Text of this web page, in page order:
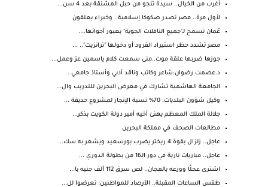
أغرب من الخيال.. سيدة تنجو من حبل المشنقة بعد 4 سن...
لأول مرة.. مصر تصدر صكوكا إسلامية.. وخبراء يعلقون
عُمان تسمح لـ"جميع الناقلات الجوية" بعبور أجوائها....
مصر تشدد حظر استيراد القرود أو دخولها "ترانزيت".. ...
جوزها ضربها علقة موت..منى سمعت كلام ياسمين عز وعمل...
د.عصمت رضوان:شاعر وكاتب وناقد أدبي وأستاذ جامعي .
الجامعة الهاشمية تشارك في معرض البحرين للتدريب وال...
وكيل شؤون البلديات: 70% نسبة الإنجاز لمشروع حديقة ...
جلالة الملك المعظم يهنئ أخيه أمير دولة الكويت بذكر...
مطالعات الصحف في مملكة البحرين
عاجل.. زلزال بقوة 4 ريختر يضرب بورسعيد ويشعر به سك...
عاجل.. مباريات نارية في دور الـ16 من بطولة الدوري ...
اشترى عجلًا ووزعه بالمجان.. لص سرق 112 ألف جنيه با...
طقس الساعات المقبلة.. الأرصاد للمواطنين: تعرضوا لل...